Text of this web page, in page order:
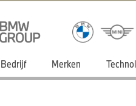
Bedrijf Merken